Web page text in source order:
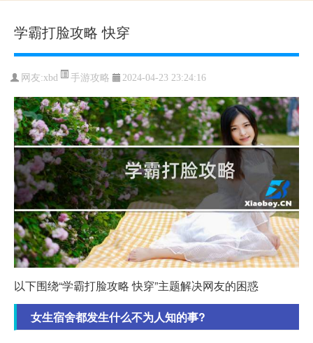
学霸打脸攻略 快穿
网友:xbd 手游攻略 2024-04-23 23:24:16
以下围绕“学霸打脸攻略 快穿”主题解决网友的困惑
女生宿舍都发生什么不为人知的事?